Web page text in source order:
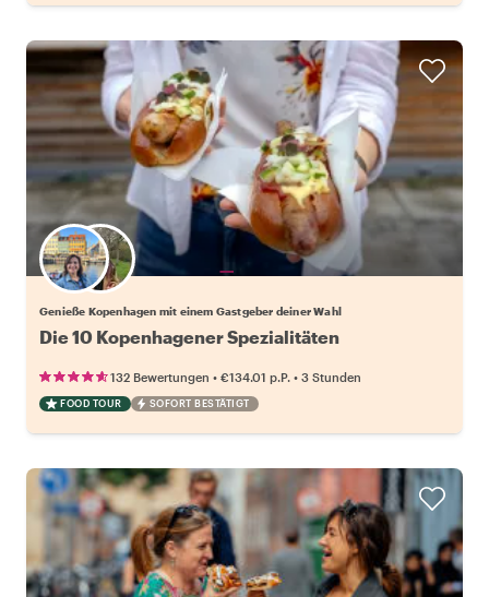
Wähle deinen Lieblingsgastgeber
Genieße Kopenhagen mit einem Gastgeber deiner Wahl
Die 10 Kopenhagener Spezialitäten
132 Bewertungen • €134.01 p.P. • 3 Stunden
FOOD TOUR SOFORT BESTÄTIGT